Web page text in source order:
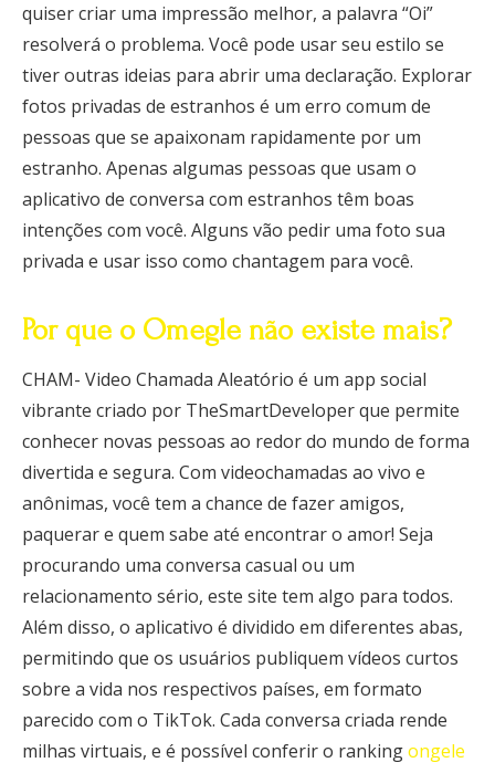
quiser criar uma impressão melhor, a palavra “Oi”
resolverá o problema. Você pode usar seu estilo se
tiver outras ideias para abrir uma declaração. Explorar
fotos privadas de estranhos é um erro comum de
pessoas que se apaixonam rapidamente por um
estranho. Apenas algumas pessoas que usam o
aplicativo de conversa com estranhos têm boas
intenções com você. Alguns vão pedir uma foto sua
privada e usar isso como chantagem para você.
Por que o Omegle não existe mais?
CHAM- Video Chamada Aleatório é um app social
vibrante criado por TheSmartDeveloper que permite
conhecer novas pessoas ao redor do mundo de forma
divertida e segura. Com videochamadas ao vivo e
anônimas, você tem a chance de fazer amigos,
paquerar e quem sabe até encontrar o amor! Seja
procurando uma conversa casual ou um
relacionamento sério, este site tem algo para todos.
Além disso, o aplicativo é dividido em diferentes abas,
permitindo que os usuários publiquem vídeos curtos
sobre a vida nos respectivos países, em formato
parecido com o TikTok. Cada conversa criada rende
milhas virtuais, e é possível conferir o rankingongele